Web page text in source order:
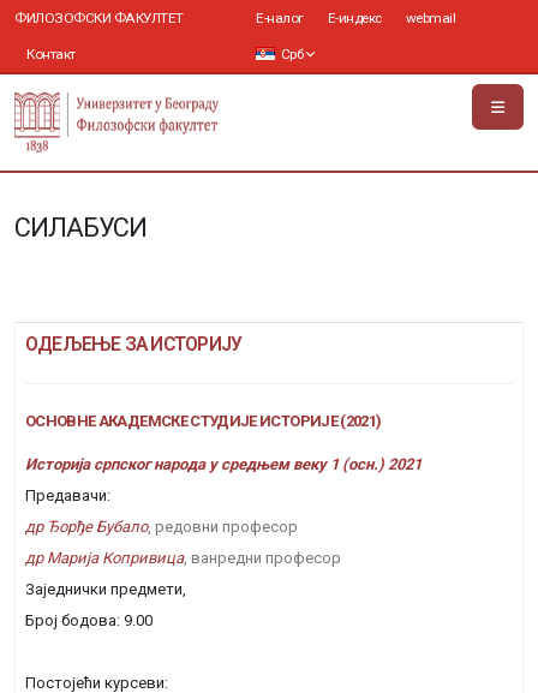
ФИЛОЗОФСКИ ФАКУЛТЕТ
Контакт
Е-налог Е-индекс webmail
Срб
СИЛАБУСИ
ОДЕЉЕЊЕ ЗА ИСТОРИЈУ
ОСНОВНЕ АКАДЕМСКЕ СТУДИЈЕ ИСТОРИЈЕ (2021)
Историја српског народа у средњем веку 1 (осн.) 2021
Предавачи:
др Ђорђе Бубало, редовни професор
др Марија Копривица, ванредни професор
Заједнички предмети,
Број бодова: 9.00
Постојећи курсеви: